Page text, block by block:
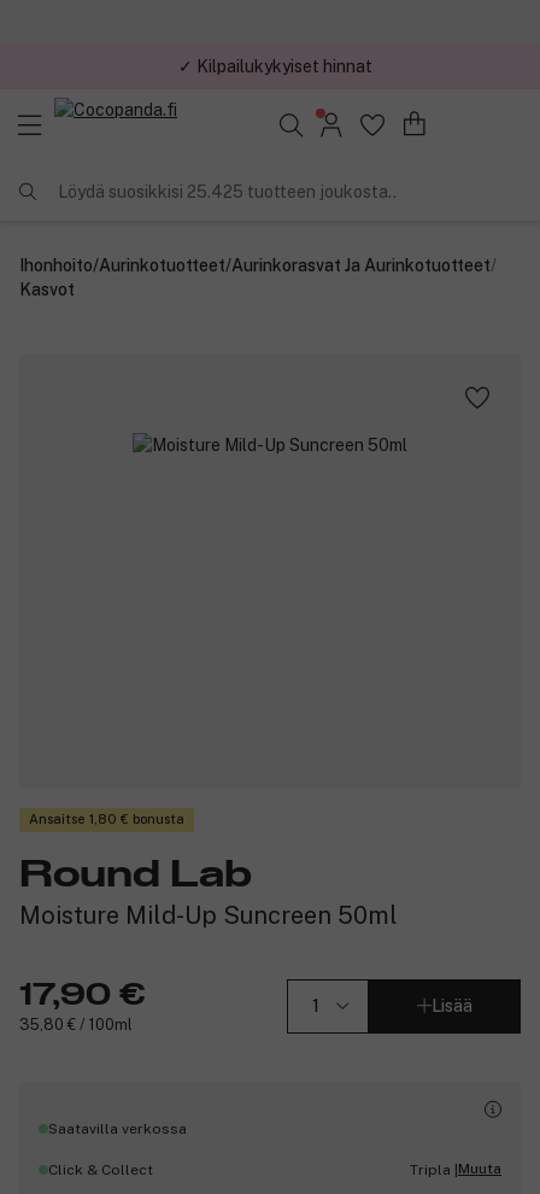
✓ Kilpailukykyiset hinnat
Löydä suosikkisi 25.425 tuotteen joukosta..
Ihonhoito/Aurinkotuotteet/Aurinkorasvat Ja Aurinkotuotteet/
Kasvot
Ansaitse 1,80 € bonusta
Round Lab
Moisture Mild-Up Suncreen 50ml
17,90 €
35,80 € / 100ml
Lisää
Saatavilla verkossa
Click & Collect Tripla |Muuta